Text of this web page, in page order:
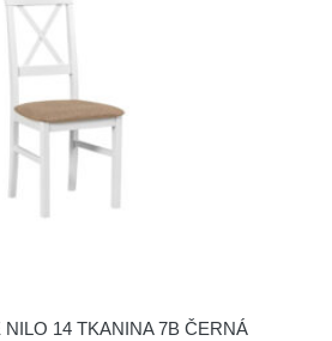
14 TKANINA 7B ČERNÁ